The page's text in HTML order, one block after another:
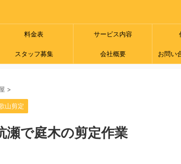
料金表 サービス内容
スタッフ募集 会社概要 お問い
>
山剪定
瀬で庭木の剪定作業